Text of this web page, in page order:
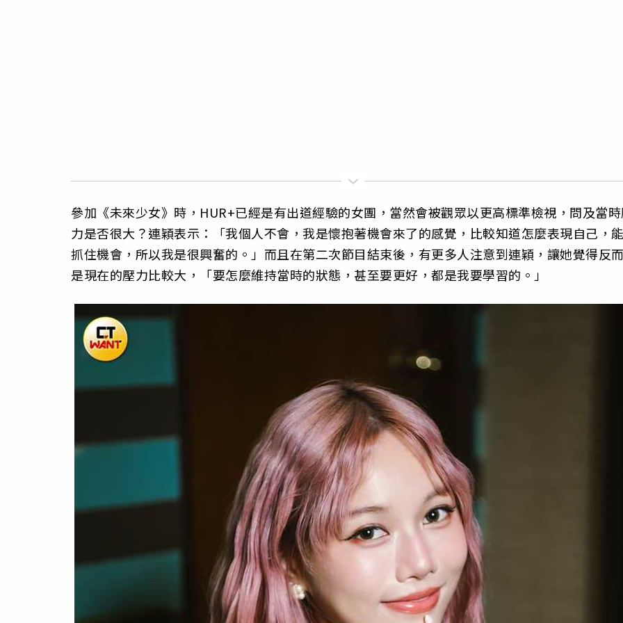
參加《未來少女》時，HUR+已經是有出道經驗的女團，當然會被觀眾以更高標準檢視，問及當
力是否很大？連穎表示：「我個人不會，我是懷抱著機會來了的感覺，比較知道怎麼表現自己，能
抓住機會，所以我是很興奮的。」而且在第二次節目結束後，有更多人注意到連穎，讓她覺得反而
是現在的壓力比較大，「要怎麼維持當時的狀態，甚至要更好，都是我要學習的。」